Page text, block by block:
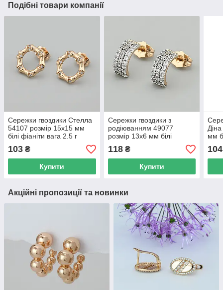
Подібні товари компанії
Сережки гвоздики Стелла
54107 розмір 15х15 мм
білі фіаніти вага 2.5 г
103 ₴
Купити
Сережки гвоздики з
родіюванням 49077
розмір 13х6 мм білі
позолота 18К
118₴
Купити
мм
104
Акційні пропозиції та новинки